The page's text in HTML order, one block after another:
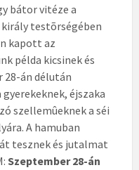
bátor vitéze a
testõrségében
kapott az
példa kicsinek és
28-án délután
éjszaka
szellemûeknek a séi
A hamuban
tesznek és jutalmat
Szeptember 28-án